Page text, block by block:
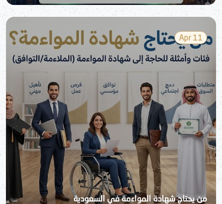
11 Apr
من يحتاج شهادة المواءمة في السعودية